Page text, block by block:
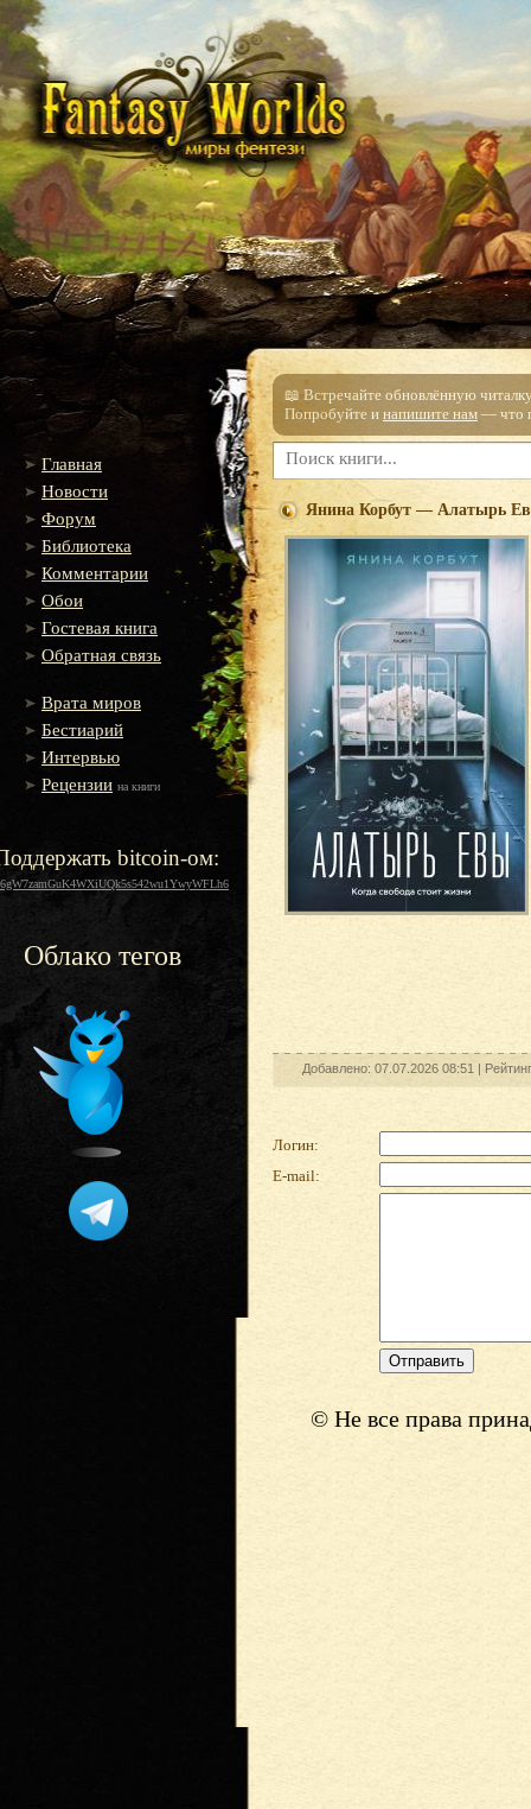
Главная
Новости
Форум
Библиотека
Комментарии
Обои
Гостевая книга
Обратная связь
Врата миров
Бестиарий
Интервью
Рецензии на книги
bitcoin-ом:
Облако тегов
📖 Встречайте обновлённую
Попробуйте и напишите нам — что
Янина Корбут — Алатырь
Добавлено: 07.07.2026 08:51 |
Логин:
E-mail:
© Не все права